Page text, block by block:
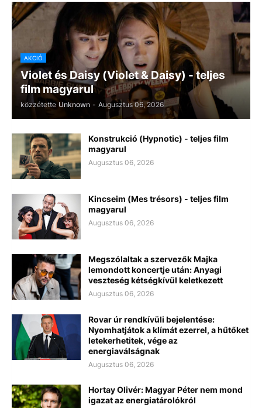
AKCIÓ
Violet és Daisy (Violet & Daisy) - teljes
film magyarul
közzétette Unknown - Augusztus 06, 2026
Konstrukció (Hypnotic) - teljes film
magyarul
Augusztus 06, 2026
Kincseim (Mes trésors) - teljes film
magyarul
Augusztus 06, 2026
Megszólaltak a szervezők Majka
lemondott koncertje után: Anyagi
veszteség kétségkívül keletkezett
Augusztus 06, 2026
Rovar úr rendkívüli bejelentése:
Nyomhatjátok a klímát ezerrel, a hűtőket
letekerhetitek, vége az
energiaválságnak
Augusztus 06, 2026
Hortay Olivér: Magyar Péter nem mond
igazat az energiatárolókról